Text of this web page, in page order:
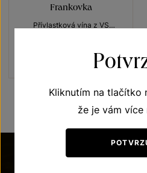
Frankovka
Přívlastková vína z VS
Kliknutím na tlačítko
že je vám více